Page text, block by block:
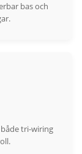
bas och
tri-wiring